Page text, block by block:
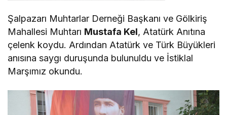
Şalpazarı Muhtarlar Derneği Başkanı ve Gölkiriş
Mahallesi Muhtarı Mustafa Kel, Atatürk Anıtına
çelenk koydu. Ardından Atatürk ve Türk Büyükleri
anısına saygı duruşunda bulunuldu ve İstiklal
Marşımız okundu.